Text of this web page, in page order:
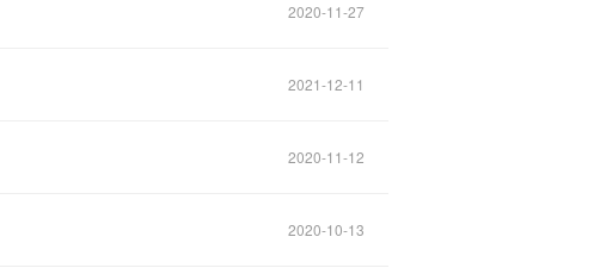
2020-11-27
2021-12-11
2020-11-12
2020-10-13